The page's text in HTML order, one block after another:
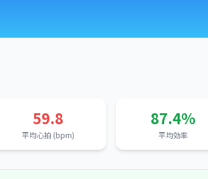
59.8
平均心拍 (bpm)
87.4%
平均効率